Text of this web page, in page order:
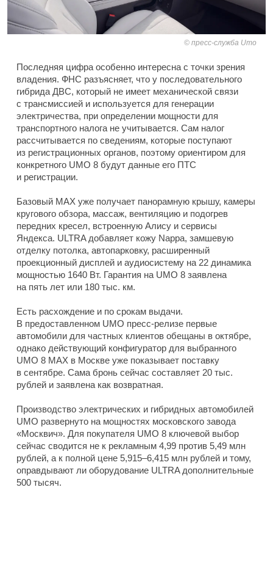
пресс-служба Umo
Последняя цифра особенно интересна с точки зрения
владения. ФНС разъясняет, что у последовательного
гибрида ДВС, который не имеет механической связи
с трансмиссией и используется для генерации
электричества, при определении мощности для
транспортного налога не учитывается. Сам налог
рассчитывается по сведениям, которые поступают
из регистрационных органов, поэтому ориентиром для
конкретного UMO 8 будут данные его ПТС
и регистрации.
Базовый MAX уже получает панорамную крышу, камеры
кругового обзора, массаж, вентиляцию и подогрев
передних кресел, встроенную Алису и сервисы
Яндекса. ULTRA добавляет кожу Nappa, замшевую
отделку потолка, автопарковку, расширенный
проекционный дисплей и аудиосистему на 22 динамика
мощностью 1640 Вт. Гарантия на UMO 8 заявлена
на пять лет или 180 тыс. км.
Есть расхождение и по срокам выдачи.
В предоставленном UMO пресс-релизе первые
автомобили для частных клиентов обещаны в октябре,
однако действующий конфигуратор для выбранного
UMO 8 MAX в Москве уже показывает поставку
в сентябре. Сама бронь сейчас составляет 20 тыс.
рублей и заявлена как возвратная.
Производство электрических и гибридных автомобилей
UMO развернуто на мощностях московского завода
«Москвич». Для покупателя UMO 8 ключевой выбор
сейчас сводится не к рекламным 4,99 против 5,49 млн
рублей, а к полной цене 5,915–6,415 млн рублей и тому,
оправдывают ли оборудование ULTRA дополнительные
500 тысяч.